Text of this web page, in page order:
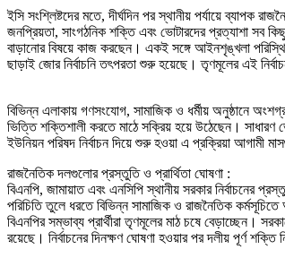
ইসি সংশ্লিষ্টদের মতে, দীর্ঘদিন পর স্থানীয় পর্যায়ে ব্যাপক
জনপ্রিয়তা, সাংগঠনিক শক্তি এবং ভোটারদের প্রত্যাশা সব
বাড়ানোর বিষয়ে কাজ করছেন। একই সঙ্গে আইনশৃঙ্খলা
ছাড়াই জোর নির্বাচনি তৎপরতা শুরু হয়েছে। তৃণমূলের এই
বিভিন্ন এলাকায় গণসংযোগ, সামাজিক ও ধর্মীয় অনুষ্ঠানে
ভিত্তি শক্তিশালী করতে মাঠে সক্রিয় হয়ে উঠেছেন। সাধারণ
ইউনিয়ন পরিষদ নির্বাচন দিয়ে শুরু হওয়া এ প্রক্রিয়া আগামী
রাজনৈতিক দলগুলোর প্রস্তুতি ও প্রার্থিতা ঘোষণা :
বিএনপি, জামায়াত এবং এনসিপি স্থানীয় সরকার
পরিচিতি তুলে ধরতে বিভিন্ন সামাজিক ও রাজনৈতিক
বিএনপির সম্ভাব্য প্রার্থীরা তৃণমূলের মাঠ চষে বেড়াচ্ছেন।
রয়েছে। নির্বাচনের দিনক্ষণ ঘোষণা হওয়ার পর দলীয় পূর্ণ